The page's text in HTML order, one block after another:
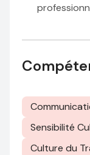
Sensibilité
Culture du